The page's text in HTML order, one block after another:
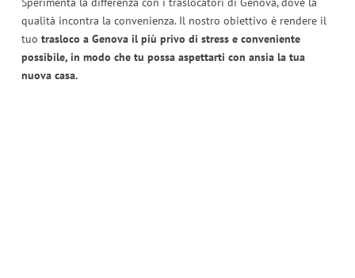
qualità incontra la convenienza. Il nostro obiettivo è rendere il
tuo trasloco a Genova il più privo di stress e conveniente
possibile, in modo che tu possa aspettarti con ansia la tua
nuova casa.